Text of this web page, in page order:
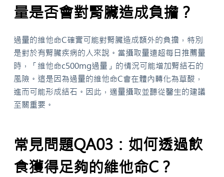
量是否會對腎臟造成負擔？
過量的維他命C確實可能對腎臟造成額外的負擔，特別
是對於有腎臟疾病的人來說。當攝取量遠超每日推薦量
時，「維他命c500mg過量」的情況可能增加腎結石的
風險。這是因為過量的維他命C會在體內轉化為草酸，
進而可能形成結石。因此，適量攝取並聽從醫生的建議
至關重要。
常見問題QA03：如何透過飲
食獲得足夠的維他命C？